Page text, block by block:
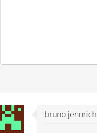
bruno jennrich